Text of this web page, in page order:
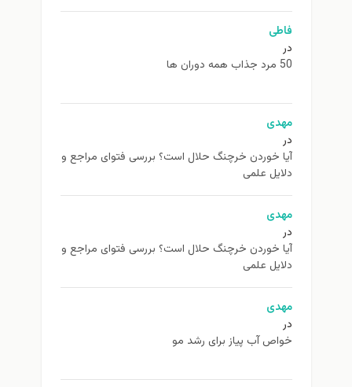
فاطی
در
50 مرد جذاب همه دوران ها
مهدی
در
آیا خوردن خرچنگ حلال است؟ بررسی فتوای مراجع و
دلایل علمی
مهدی
در
آیا خوردن خرچنگ حلال است؟ بررسی فتوای مراجع و
دلایل علمی
مهدی
در
خواص آب پیاز برای رشد مو